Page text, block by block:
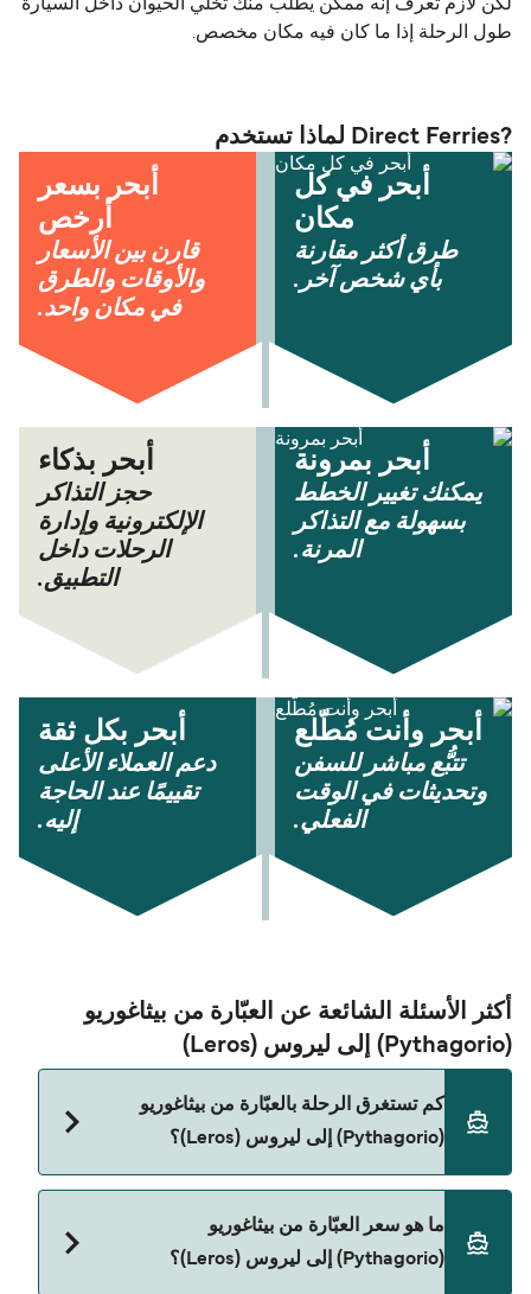
لكن لازم تعرف إنه ممكن يطلب منك تخلي الحيوان داخل السيارة
طول الرحلة إذا ما كان فيه مكان مخصص.
?Direct Ferries لماذا تستخدم
أبحر في كل
مكان
طرق أكثر مقارنة
بأي شخص آخر.
أبحر بسعر
أرخص
قارن بين الأسعار
والأوقات والطرق
في مكان واحد.
أبحر بمرونة
يمكنك تغيير الخطط
بسهولة مع التذاكر
المرنة.
أبحر بذكاء
حجز التذاكر
الإلكترونية وإدارة
الرحلات داخل
التطبيق.
أبحر وأنت مُطّلع
تتبُّع مباشر للسفن
وتحديثات في الوقت
الفعلي.
أبحر بكل ثقة
دعم العملاء الأعلى
تقييمًا عند الحاجة
إليه.
أكثر الأسئلة الشائعة عن العبّارة من بيثاغوريو
(Pythagorio) إلى ليروس (Leros)
كم تستغرق الرحلة بالعبّارة من بيثاغوريو
(Pythagorio) إلى ليروس (Leros)؟
ليروس (Leros) تقريباً 2 ساعات 25 دقائق. مدة الإبحار
ممكن تختلف حسب الموسم والشركة، لذلك ننصحك
ما هو سعر العبّارة من بيثاغوريو
(Pythagorio) إلى ليروس (Leros)؟